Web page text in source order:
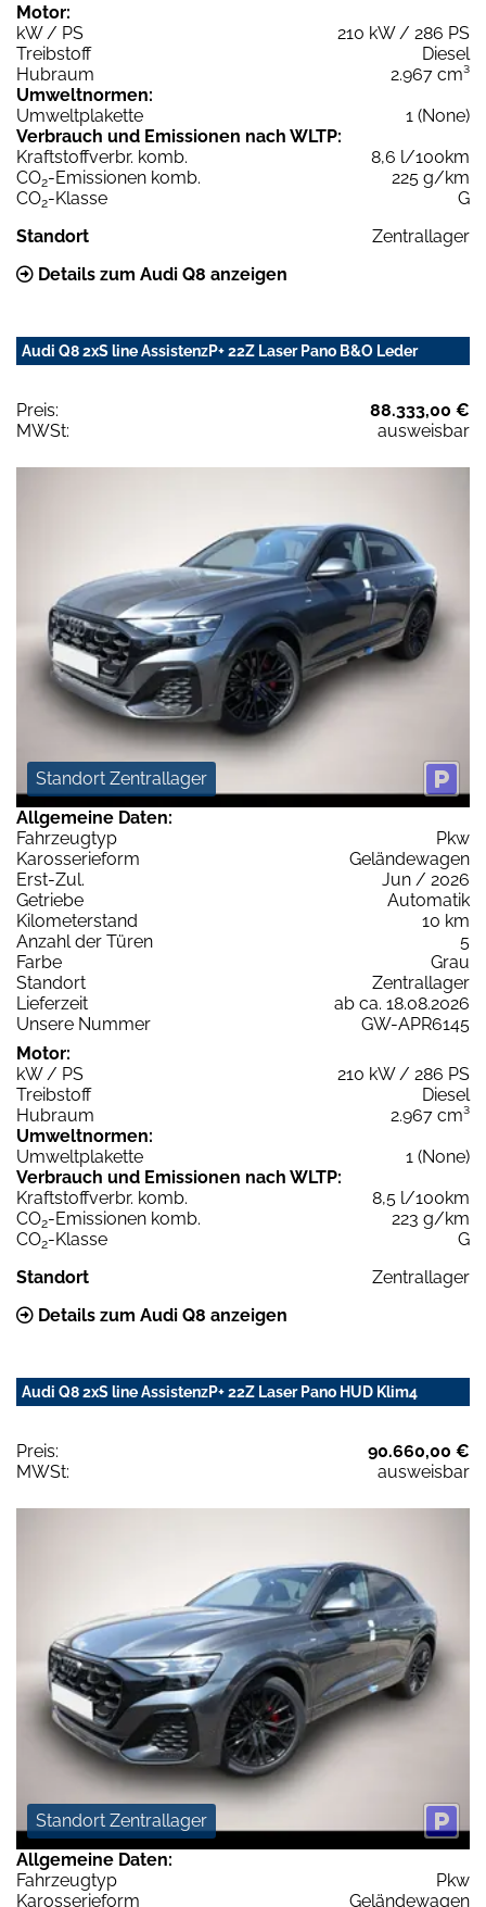
Motor:
kW / PS
210 kW / 286 PS
Treibstoff
Diesel
Hubraum
2.967 cm³
Umweltnormen:
Umweltplakette
1 (None)
Verbrauch und Emissionen nach WLTP:
Kraftstoffverbr. komb.
8,6 l/100km
CO2-Emissionen komb.
225 g/km
CO2-Klasse
G
Standort
Zentrallager
Details zum Audi Q8 anzeigen
Audi Q8 2xS line AssistenzP+ 22Z Laser Pano B&O Leder
Preis:
88.333,00 €
MWSt:
ausweisbar
Standort Zentrallager
Allgemeine Daten:
Fahrzeugtyp
Pkw
Karosserieform
Geländewagen
Erst-Zul.
Jun / 2026
Getriebe
Automatik
Kilometerstand
10 km
Anzahl der Türen
5
Farbe
Grau
Standort
Zentrallager
Lieferzeit
ab ca. 18.08.2026
Unsere Nummer
GW-APR6145
Motor:
kW / PS
210 kW / 286 PS
Treibstoff
Diesel
Hubraum
2.967 cm³
Umweltnormen:
Umweltplakette
1 (None)
Verbrauch und Emissionen nach WLTP:
Kraftstoffverbr. komb.
8,5 l/100km
CO2-Emissionen komb.
223 g/km
CO2-Klasse
G
Standort
Zentrallager
Details zum Audi Q8 anzeigen
Audi Q8 2xS line AssistenzP+ 22Z Laser Pano HUD Klim4
Preis:
90.660,00 €
MWSt:
ausweisbar
Standort Zentrallager
Allgemeine Daten:
Fahrzeugtyp
Pkw
Karosserieform
Geländewagen